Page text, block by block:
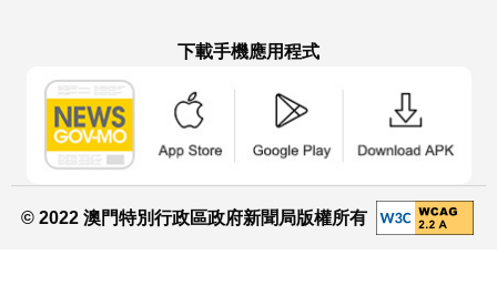
下載手機應用程式
© 2022 澳門特別行政區政府新聞局版權所有